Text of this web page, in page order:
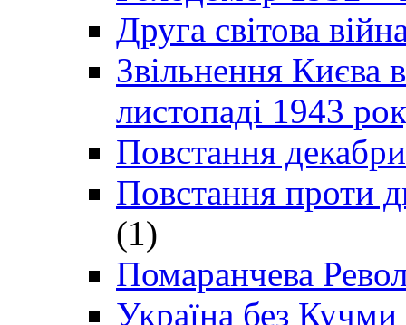
Друга світова
Звільнення Києва
листопаді 1943
Повстання
Повстання проти
(1)
Помаранчева
Україна без Кучми